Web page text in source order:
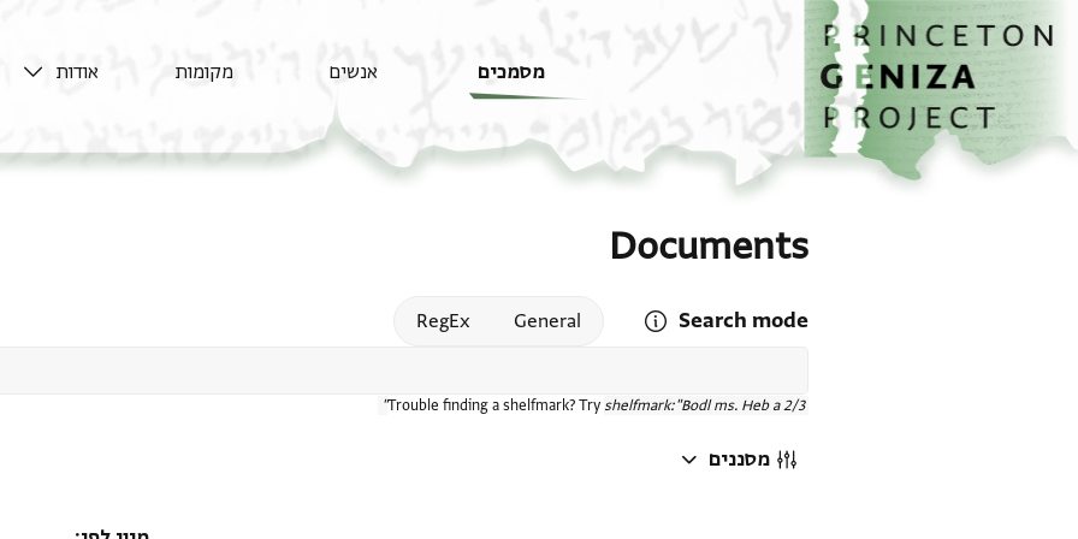
דילוג לתוכן
דף הבית
מסמכים אנשים מקומות אודות
Documents
Search mode
Open search mode help
General
RegEx
Trouble finding a shelfmark? Try shelfmark:"Bodl ms. Heb a 2/3"
מסננים